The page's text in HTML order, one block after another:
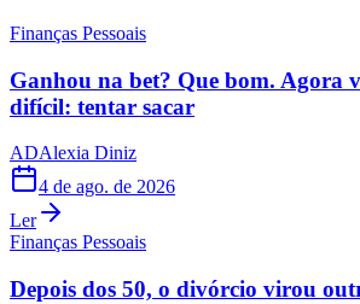
Finanças Pessoais
Ganhou na bet? Que bom. Agora
difícil: tentar sacar
ADAlexia Diniz
4 de ago. de 2026
Ler
Finanças Pessoais
Depois dos 50, o divórcio virou